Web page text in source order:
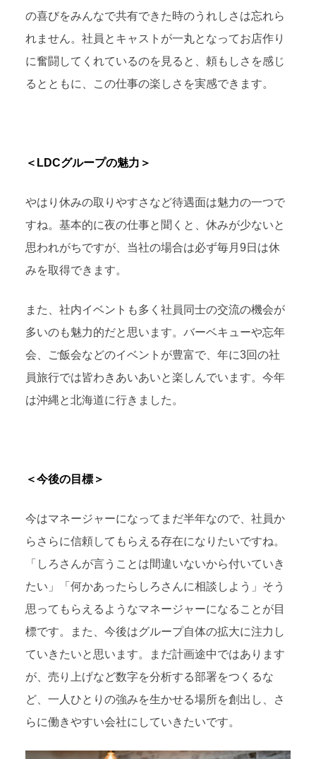
の喜びをみんなで共有できた時のうれしさは忘れら
れません。社員とキャストが一丸となってお店作り
に奮闘してくれているのを見ると、頼もしさを感じ
るとともに、この仕事の楽しさを実感できます。
＜LDCグループの魅力＞
やはり休みの取りやすさなど待遇面は魅力の一つで
すね。基本的に夜の仕事と聞くと、休みが少ないと
思われがちですが、当社の場合は必ず毎月9日は休
みを取得できます。
また、社内イベントも多く社員同士の交流の機会が
多いのも魅力的だと思います。バーベキューや忘年
会、ご飯会などのイベントが豊富で、年に3回の社
員旅行では皆わきあいあいと楽しんでいます。今年
は沖縄と北海道に行きました。
＜今後の目標＞
今はマネージャーになってまだ半年なので、社員か
らさらに信頼してもらえる存在になりたいですね。
「しろさんが言うことは間違いないから付いていき
たい」「何かあったらしろさんに相談しよう」そう
思ってもらえるようなマネージャーになることが目
標です。また、今後はグループ自体の拡大に注力し
ていきたいと思います。まだ計画途中ではあります
が、売り上げなど数字を分析する部署をつくるな
ど、一人ひとりの強みを生かせる場所を創出し、さ
らに働きやすい会社にしていきたいです。